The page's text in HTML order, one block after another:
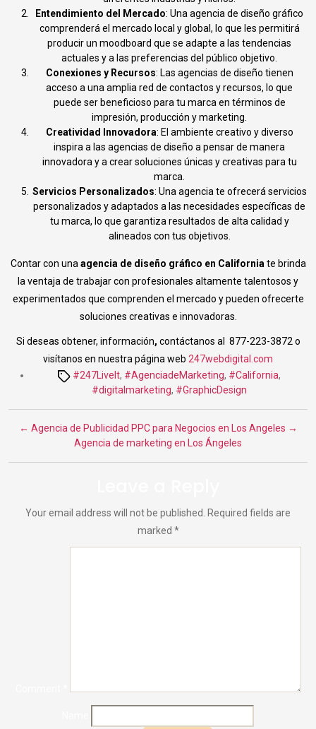
Entendimiento del Mercado: Una agencia de diseño gráfico
comprenderá el mercado local y global, lo que les permitirá
producir un moodboard que se adapte a las tendencias
actuales y a las preferencias del público objetivo.
Conexiones y Recursos: Las agencias de diseño tienen
acceso a una amplia red de contactos y recursos, lo que
puede ser beneficioso para tu marca en términos de
impresión, producción y marketing.
Creatividad Innovadora: El ambiente creativo y diverso
inspira a las agencias de diseño a pensar de manera
innovadora y a crear soluciones únicas y creativas para tu
marca.
Servicios Personalizados: Una agencia te ofrecerá servicios
personalizados y adaptados a las necesidades específicas de
tu marca, lo que garantiza resultados de alta calidad y
alineados con tus objetivos.
Contar con unaagencia de diseño gráfico en Californiate brinda
la ventaja de trabajar con profesionales altamente talentosos y
experimentados que comprenden el mercado y pueden ofrecerte
soluciones creativas e innovadoras.
Si deseas obtener, información, contáctanos al 877-223-3872 o
visítanos en nuestra página web 247webdigital.com
Tags#247LiveIt, #AgenciadeMarketing, #California,
#digitalmarketing, #GraphicDesign
← Agencia de Publicidad PPC para Negocios en Los Angeles →
Agencia de marketing en Los Ángeles
Your email address will not be published. Required fields are
marked *